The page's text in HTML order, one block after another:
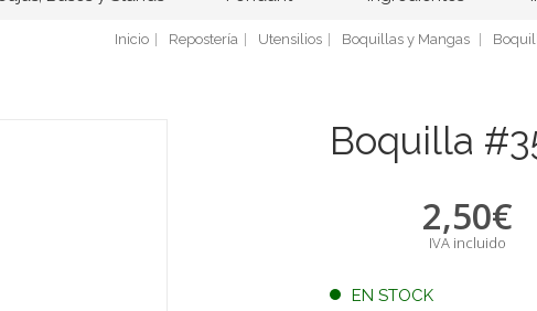
Inicio Repostería Utensilios Boquillas y Mangas
Boquilla
2,50€
IVA incluido
EN STOCK